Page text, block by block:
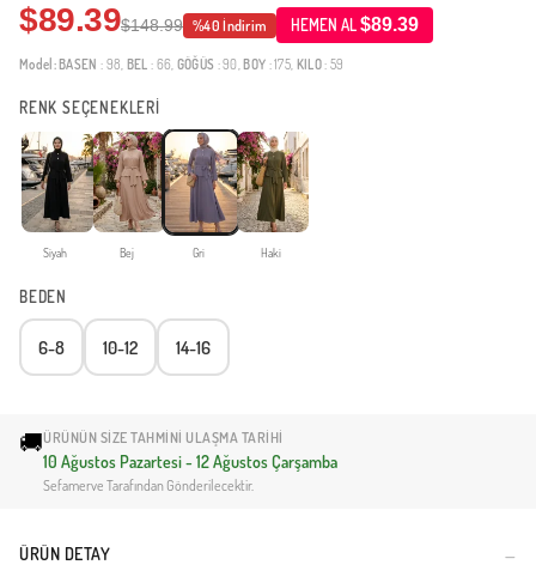
$89.39$148.99 %40 İndirim HEMEN AL$89.39
Model: BASEN : 98, BEL : 66, GÖĞÜS : 90, BOY : 175, KILO: 59
RENK SEÇENEKLERİ
Siyah Bej Gri Haki
BEDEN
6-8 10-12 14-16
🚚ÜRÜNÜN SIZE TAHMINI ULAŞMA TARIHI
10 Ağustos Pazartesi - 12 Ağustos Çarşamba
Sefamerve Tarafından Gönderilecektir.
ÜRÜN DETAY